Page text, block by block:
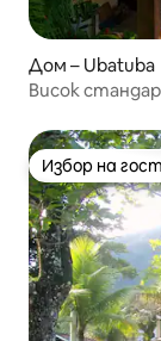
Дом – Ubatuba
Висок
Избор на
Избор на